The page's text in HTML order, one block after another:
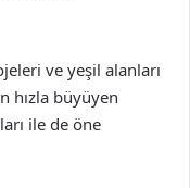
ve yeşil alanları
hızla büyüyen
ile de öne